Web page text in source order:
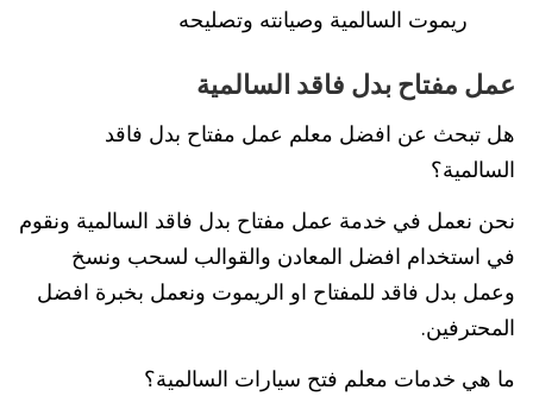
ريموت السالمية وصيانته وتصليحه
عمل مفتاح بدل فاقد السالمية
هل تبحث عن افضل معلم عمل مفتاح بدل فاقد
السالمية؟
نحن نعمل في خدمة عمل مفتاح بدل فاقد السالمية ونقوم
في استخدام افضل المعادن والقوالب لسحب ونسخ
وعمل بدل فاقد للمفتاح او الريموت ونعمل بخبرة افضل
المحترفين.
ما هي خدمات معلم فتح سيارات السالمية؟